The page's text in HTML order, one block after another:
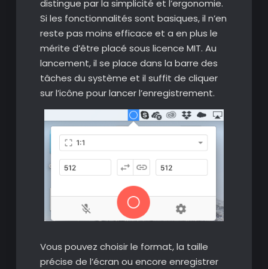
distingue par la simplicité et l’ergonomie.
Si les fonctionnalités sont basiques, il n’en
reste pas moins efficace et a en plus le
mérite d’être placé sous licence MIT. Au
lancement, il se place dans la barre des
tâches du système et il suffit de cliquer
sur l’icône pour lancer l’enregistrement.
Vous pouvez choisir le format, la taille
précise de l’écran ou encore enregistrer